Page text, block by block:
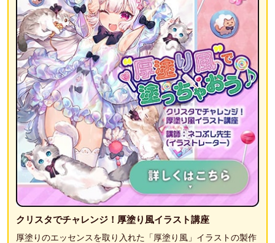
クリスタでチャレンジ！厚塗り風イラスト講座
厚塗りのエッセンスを取り入れた「厚塗り風」イラストの製作